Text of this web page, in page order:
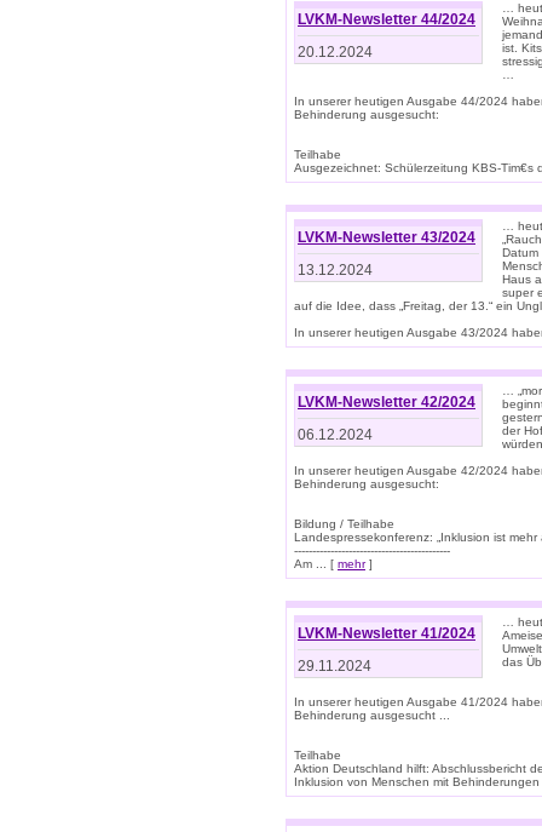
LVKM-Newsletter 44/2024
20.12.2024
…
ist.
In unserer heutigen Ausgabe 44/2024
Behinderung ausgesucht:
Teilhabe
Ausgezeichnet: Schülerzeitung KBS-Tim€s
LVKM-Newsletter 43/2024
13.12.2024
…
Datum
Haus
super
auf die Idee, dass „Freitag, der 13.“ ein
In unserer heutigen Ausgabe 43/2024
LVKM-Newsletter 42/2024
06.12.2024
…
der
In unserer heutigen Ausgabe 42/2024
Behinderung ausgesucht:
Bildung / Teilhabe
Landespressekonferenz: „Inklusion ist mehr
-------------------------------------------
Am ... [ mehr]
LVKM-Newsletter 41/2024
29.11.2024
…
das
In unserer heutigen Ausgabe 41/2024
Behinderung ausgesucht ...
Teilhabe
Aktion Deutschland hilft: Abschlussbericht
Inklusion von Menschen mit